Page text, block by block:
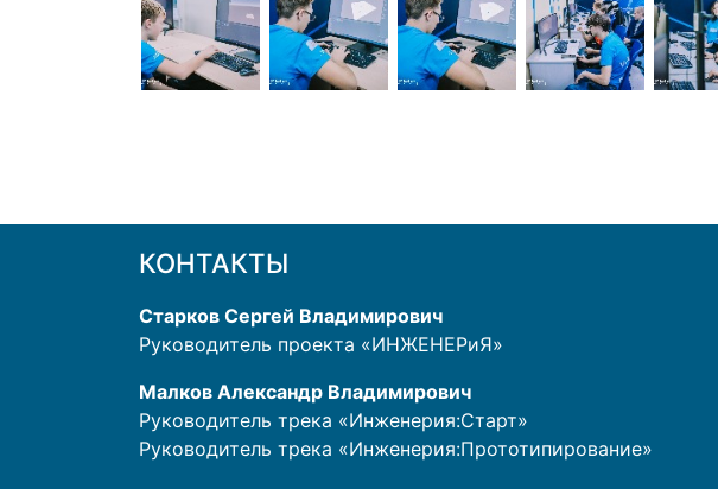
КОНТАКТЫ
Старков Сергей Владимирович
Руководитель проекта «ИНЖЕНЕРиЯ»
Малков Александр Владимирович
Руководитель трека «Инженерия:Старт»
Руководитель трека «Инженерия:Прототипирование»